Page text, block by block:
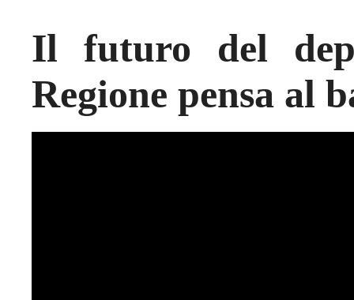
Il futuro del
Regione pensa al